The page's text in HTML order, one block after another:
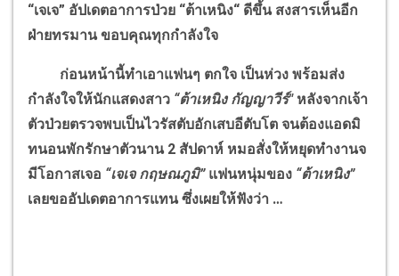
“เจเจ” อัปเดตอาการป่วย “ต้าเหนิง“ ดีขึ้น สงสารเห็นอีก
ฝ่ายทรมาน ขอบคุณทุกกำลังใจ
ก่อนหน้านี้ทำเอาแฟนๆ ตกใจ เป็นห่วง พร้อมส่ง
กำลังใจให้นักแสดงสาว “ต้าเหนิง กัญญาวีร์" หลังจากเจ้า
ตัวป่วยตรวจพบเป็นไวรัสตับอักเสบอีตับโต จนต้องแอดมิ
ทนอนพักรักษาตัวนาน 2 สัปดาห์ หมอสั่งให้หยุดทำงานจ
มีโอกาสเจอ “เจเจ กฤษณภูมิ”แฟนหนุ่มของ “ต้าเหนิง”
เลยขออัปเดตอาการแทน ซึ่งเผยให้ฟังว่า …